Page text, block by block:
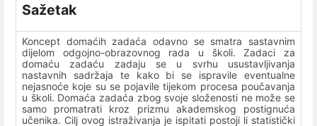
Sažetak
Koncept domaćih zadaća odavno se smatra sastavnim
dijelom odgojno-obrazovnog rada u školi. Zadaci za
domaću zadaću zadaju se u svrhu usustavljivanja
nastavnih sadržaja te kako bi se ispravile eventualne
nejasnoće koje su se pojavile tijekom procesa poučavanja
u školi. Domaća zadaća zbog svoje složenosti ne može se
samo promatrati kroz prizmu akademskog postignuća
učenika. Cilj ovog istraživanja je ispitati postoji li statistički